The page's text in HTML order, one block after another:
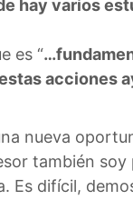
hay varios
es “
nueva
también
Es difícil,